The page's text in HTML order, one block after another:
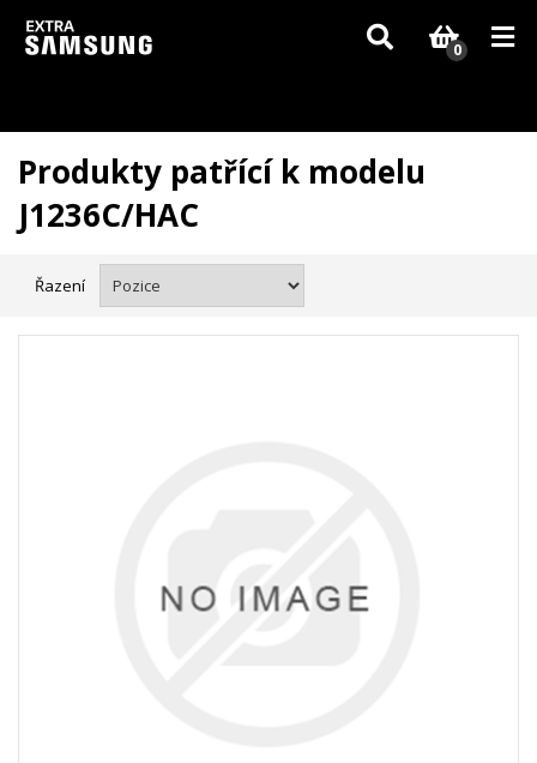
Vzhledem k aktuální situaci se může dodání dílů, které nejsou skladem,
zpozdit. Děkujeme za pochopení.
0
Produkty patřící k modelu
J1236C/HAC
Řazení